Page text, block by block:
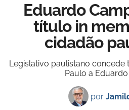
Eduardo
título in
cidadão
Legislativo paulistano concede
Paulo a
por